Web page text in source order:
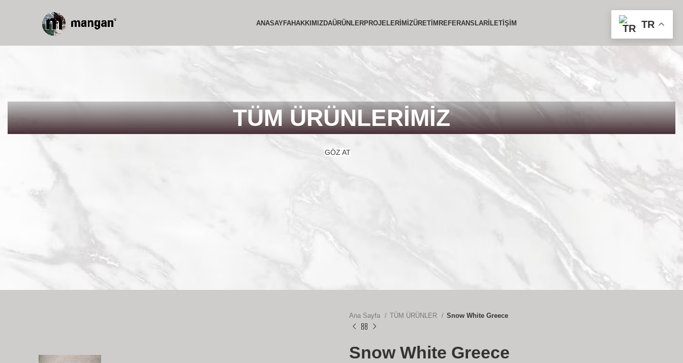
ANASAYFAHAKKIMIZDAÜRÜNLERPROJELERIMIZÜRETIMREFERANSLARİLETIŞIM
TÜM ÜRÜNLERİMİZ
GÖZ AT
Ana Sayfa TÜM ÜRÜNLER Snow White Greece
Snow White Greece
TR